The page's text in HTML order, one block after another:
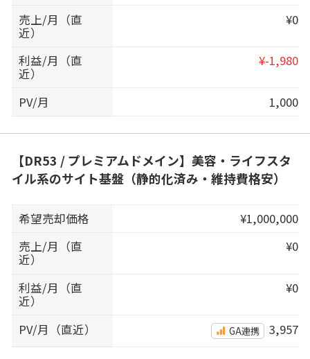
売上/月（直
近）
¥0
利益/月（直
近）
¥-1,980
PV/月 1,000
【DR53 / プレミアムドメイン】美容・ライフスタ
イル系のサイト基盤（静的化済み・維持費格安）
希望売却価格
¥1,000,000
売上/月（直
近）
¥0
利益/月（直
近）
¥0
PV/月（直近） GA連携 3,957